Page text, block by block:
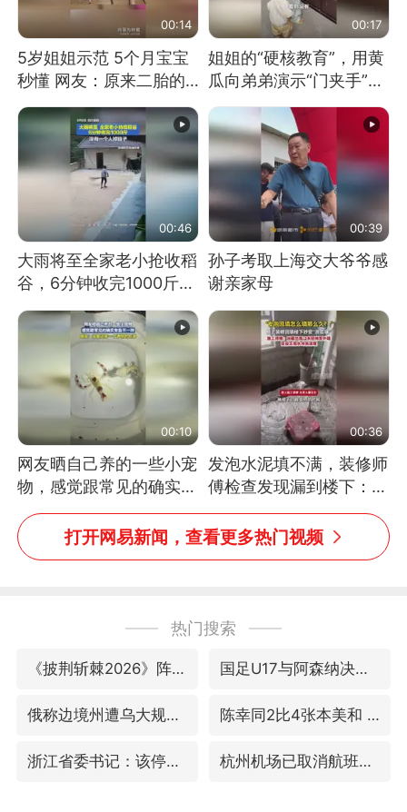
00:14
5岁姐姐示范 5个月宝宝
秒懂 网友：原来二胎的
快乐长这样
00:17
姐姐的“硬核教育”，用黄
瓜向弟弟演示“门夹手”，
网友：果然言传不如身
教！
00:46
大雨将至全家老小抢收稻
谷，6分钟收完1000斤，
没有一个人掉链子
00:39
孙子考取上海交大爷爷感
谢亲家母
00:10
网友晒自己养的一些小宠
物，感觉跟常见的确实有
些不一样
00:36
发泡水泥填不满，装修师
傅检查发现漏到楼下：出
风口未延伸到外墙
打开网易新闻，查看更多热门视频
热门搜索
《披荆斩棘2026》阵容官宣 国足U17与阿森纳决赛取消 并列冠军
俄称边境州遭乌大规模袭击已致13伤 陈幸同2比4张本美和 国乒双线丢冠
浙江省委书记：该停下的坚决停下来 杭州机场已取消航班388架次